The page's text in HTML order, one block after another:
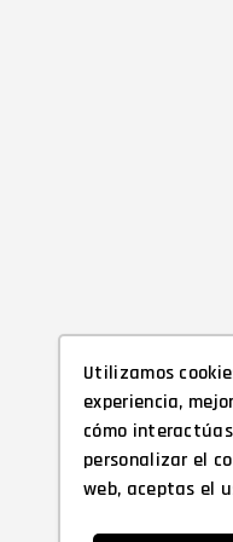
Utilizamos
experiencia,
cómo
personalizar el
web, aceptas el